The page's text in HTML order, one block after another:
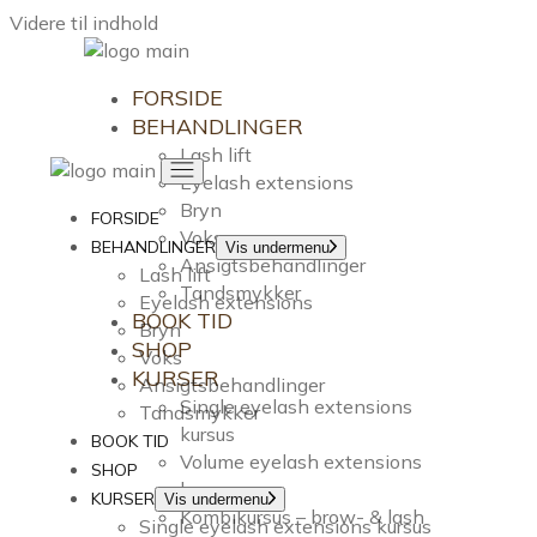
Videre til indhold
FORSIDE
BEHANDLINGER
Lash lift
Eyelash extensions
Bryn
Voks
Ansigtsbehandlinger
Tandsmykker
BOOK TID
SHOP
KURSER
Single eyelash extensions
kursus
Volume eyelash extensions
kursus
Kombikursus – brow- & lash
FORSIDE
BEHANDLINGER Vis undermenu
Lash lift
Eyelash extensions
Bryn
Voks
Ansigtsbehandlinger
Tandsmykker
BOOK TID
SHOP
KURSER Vis undermenu
Single eyelash extensions kursus